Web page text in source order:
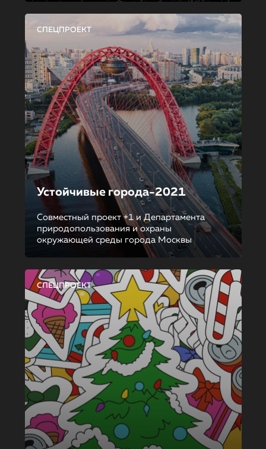
СПЕЦПРОЕКТ
Устойчивые города-2021
Совместный проект +1 и Департамента
природопользования и охраны
окружающей среды города Москвы
СПЕЦПРОЕКТ